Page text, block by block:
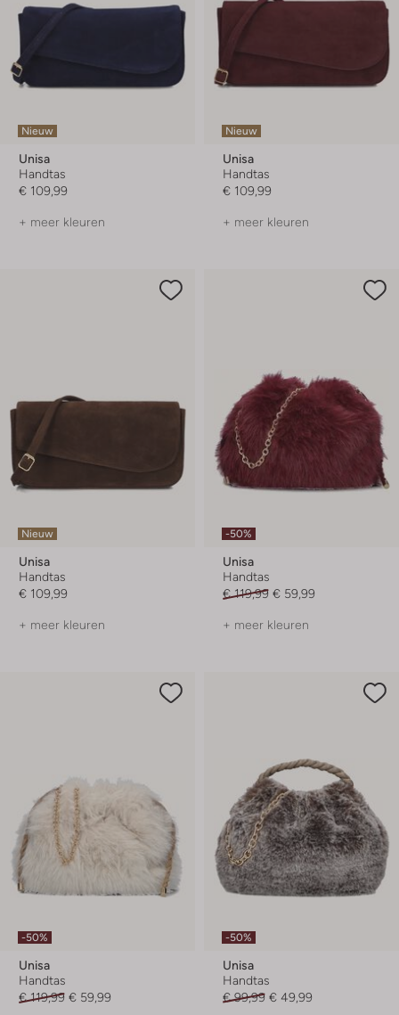
Nieuw
Unisa
Handtas
€ 109,99
+ meer kleuren
Nieuw
Unisa
Handtas
€ 109,99
+ meer kleuren
Nieuw
Unisa
Handtas
€ 109,99
+ meer kleuren
-50%
Unisa
Handtas
€ 119,99 € 59,99
+ meer kleuren
-50%
Unisa
Handtas
€ 119,99 € 59,99
-50%
Unisa
Handtas
€ 99,99 € 49,99